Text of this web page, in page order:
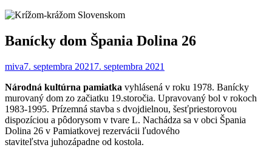
Banícky dom Špania Dolina 26
miva7. septembra 2021 7. septembra 2021
Národná kultúrna pamiatka vyhlásená v roku 1978. Banícky
murovaný dom zo začiatku 19.storočia. Upravovaný bol v rokoch
1983-1995. Prízemná stavba s dvojdielnou, šesťpriestorovou
dispozíciou a pôdorysom v tvare L. Nachádza sa v obci Špania
Dolina 26 v Pamiatkovej rezervácii ľudového
staviteľstva juhozápadne od kostola.